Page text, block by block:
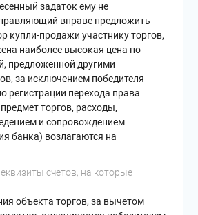
задаток ему не
вправе предложить
купли-продажи участнику торгов,
наиболее высокая цена по
предложенной другими
за исключением победителя
регистрации перехода права
торгов, расходы,
и сопровождением
банка) возлагаются на
счетов, на которые
объекта торгов, за вычетом